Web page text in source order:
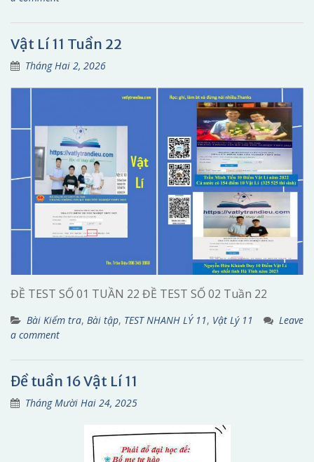
Vật Lí 11 Tuần 22
Tháng Hai 2, 2026
ĐỀ TEST SỐ 01 TUẦN 22 ĐỀ TEST SỐ 02 Tuần 22
Bài Kiểm tra, Bài tập, TEST NHANH LÝ 11, Vật Lý 11
Leave
a comment
Đề tuần 16 Vật Lí 11
Tháng Mười Hai 24, 2025